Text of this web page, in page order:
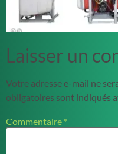
Laisser un
Votre adresse e-mail ne
obligatoires sont indiqués
Commentaire *